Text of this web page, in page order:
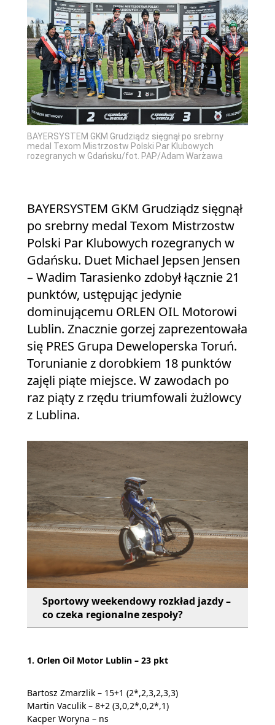
BAYERSYSTEM GKM Grudziądz sięgnął po srebrny
medal Texom Mistrzostw Polski Par Klubowych
rozegranych w Gdańsku/fot. PAP/Adam Warżawa
BAYERSYSTEM GKM Grudziądz sięgnął
po srebrny medal Texom Mistrzostw
Polski Par Klubowych rozegranych w
Gdańsku. Duet Michael Jepsen Jensen
– Wadim Tarasienko zdobył łącznie 21
punktów, ustępując jedynie
dominującemu ORLEN OIL Motorowi
Lublin. Znacznie gorzej zaprezentowała
się PRES Grupa Deweloperska Toruń.
Torunianie z dorobkiem 18 punktów
zajęli piąte miejsce. W zawodach po
raz piąty z rzędu triumfowali żużlowcy
z Lublina.
Sportowy weekendowy rozkład jazdy –
co czeka regionalne zespoły?
1. Orlen Oil Motor Lublin – 23 pkt
Bartosz Zmarzlik – 15+1 (2*,2,3,2,3,3)
Martin Vaculik – 8+2 (3,0,2*,0,2*,1)
Kacper Woryna – ns